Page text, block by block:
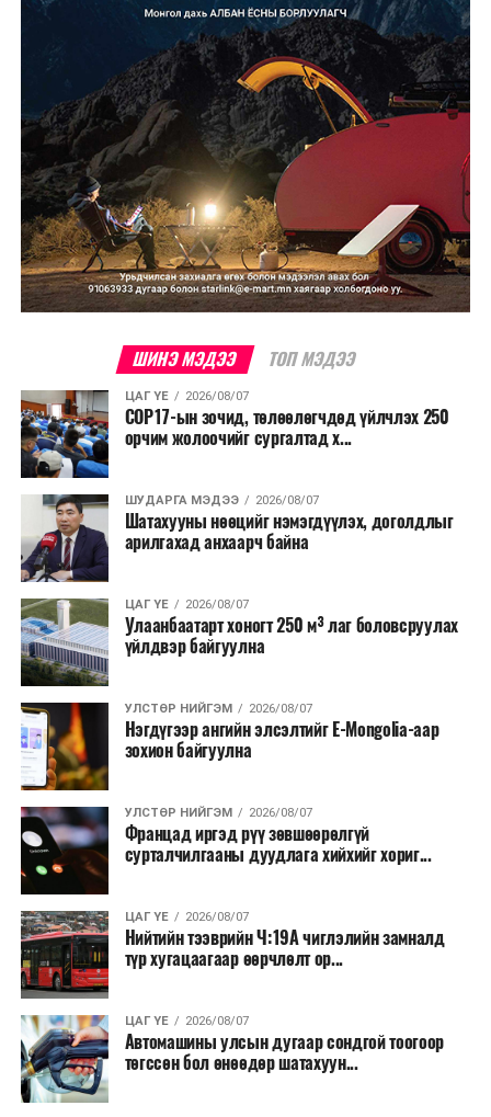
хамгийн эртний марафонуудын нэг бөгөөд анх 1897
онд зохион байгуулагдсан. Түүнээс хойш жил бүр
тасралтгүй зохион байгуулагдаж ирсэн бөгөөд АНУ-
ын Эх орончдын өдөрт зориулан дөрөвдүгээр сарын
гурав дахь Даваа гаригт уламжлал болгон явуулдаг.
Олон улсын марафоны тэмцээнүүд дундаас нэр
хүндээрээ тэргүүлэх энэхүү уралдаанд оролцохын
тулд гүйгчид тодорхой босго хугацаа давсан байх
шаардлагатай нь онцлог юм.
ШИНЭ МЭДЭЭ ТОП МЭДЭЭ
ЦАГ ҮЕ 2026/08/07
COP17-ын зочид, төлөөлөгчдөд үйлчлэх 250
орчим жолоочийг сургалтад х...
ШУДАРГА МЭДЭЭ 2026/08/07
Шатахууны нөөцийг нэмэгдүүлэх, доголдлыг
арилгахад анхаарч байна
ЦАГ ҮЕ 2026/08/07
Улаанбаатарт хоногт 250 м³ лаг боловсруулах
үйлдвэр байгуулна
УЛСТӨР НИЙГЭМ 2026/08/07
Нэгдүгээр ангийн элсэлтийг E-Mongolia-аар
зохион байгуулна
УЛСТӨР НИЙГЭМ 2026/08/07
Францад иргэд рүү зөвшөөрөлгүй
сурталчилгааны дуудлага хийхийг хориг...
ЦАГ ҮЕ 2026/08/07
Нийтийн тээврийн Ч:19А чиглэлийн замналд
түр хугацаагаар өөрчлөлт ор...
ЦАГ ҮЕ 2026/08/07
Автомашины улсын дугаар сондгой тоогоор
төгссөн бол өнөөдөр шатахуун...